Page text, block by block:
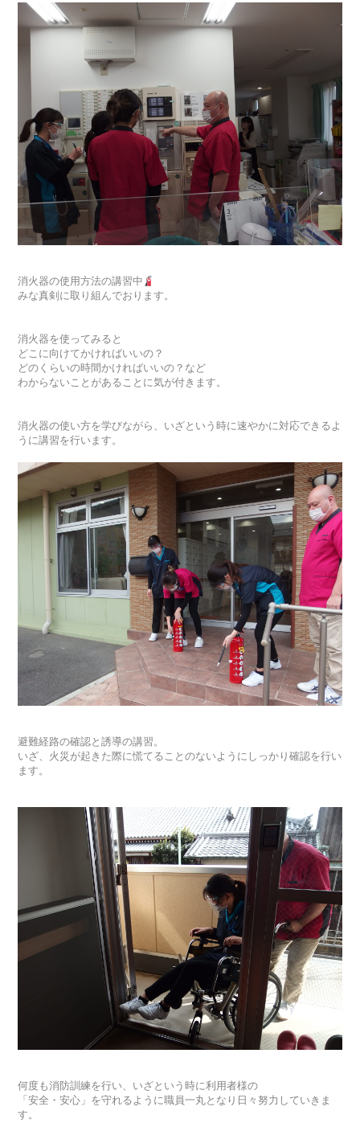
消火器の使用方法の講習中
みな真剣に取り組んでおります。
消火器を使ってみると
どこに向けてかければいいの？
どのくらいの時間かければいいの？など
わからないことがあることに気が付きます。
消火器の使い方を学びながら、いざという時に速やかに対応できるよ
うに講習を行います。
避難経路の確認と誘導の講習。
いざ、火災が起きた際に慌てることのないようにしっかり確認を行い
ます。
何度も消防訓練を行い、いざという時に利用者様の
「安全・安心」を守れるように職員一丸となり日々努力していきま
す。